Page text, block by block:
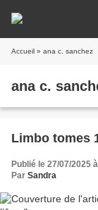
Accueil » ana c. sanchez
ana c.
Limbo tomes
Publié le 27/07/2025
Par Sandra